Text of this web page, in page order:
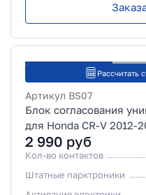
Рассчитать
Артикул BS07
Блок согласования
для Honda CR-V 2012-
2 990 руб
Кол-во контактов
Штатные парктроники